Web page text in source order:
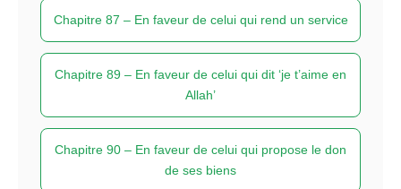
Chapitre 87 – En faveur de celui qui rend un service
Chapitre 89 – En faveur de celui qui dit ‘je t’aime en
Allah’
Chapitre 90 – En faveur de celui qui propose le don
de ses biens